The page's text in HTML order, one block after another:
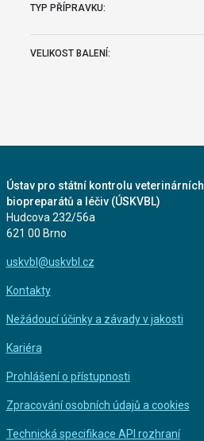
TYP PŘÍPRAVKU:
VELIKOST BALENÍ:
Ústav pro státní kontrolu veterinárních
biopreparátů a léčiv (ÚSKVBL)
Hudcova 232/56a
621 00 Brno
uskvbl@uskvbl.cz
Kontakty
Nežádoucí účinky a závady v jakosti
Kariéra
Prohlášení o přístupnosti
Zpracování osobních údajů a cookies
Technická specifikace API rozhraní